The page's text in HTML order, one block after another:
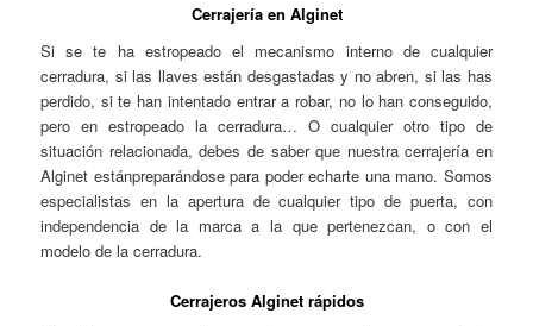
Cerrajería en Alginet
Si se te ha estropeado el mecanismo interno de cualquier
cerradura, si las llaves están desgastadas y no abren, si las has
perdido, si te han intentado entrar a robar, no lo han conseguido,
pero en estropeado la cerradura… O cualquier otro tipo de
situación relacionada, debes de saber que nuestra cerrajería en
Alginet estánpreparándose para poder echarte una mano. Somos
especialistas en la apertura de cualquier tipo de puerta, con
independencia de la marca a la que pertenezcan, o con el
modelo de la cerradura.
Cerrajeros Alginet rápidos